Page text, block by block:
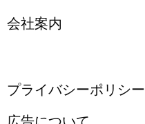
会社案内
プライバシーポリシー
広告について